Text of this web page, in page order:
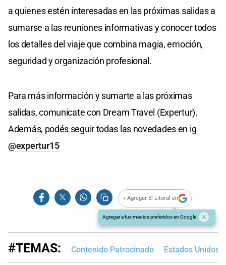
a quienes estén interesadas en las próximas salidas a
sumarse a las reuniones informativas y conocer todos
los detalles del viaje que combina magia, emoción,
seguridad y organización profesional.
Para más información y sumarte a las próximas
salidas, comunicate con Dream Travel (Expertur).
Además, podés seguir todas las novedades en ig
@expertur15
+ Agregar El Litoral en
Agregar a tus medios preferidos en Google
#TEMAS: Contenido Patrocinado Estados Unidos